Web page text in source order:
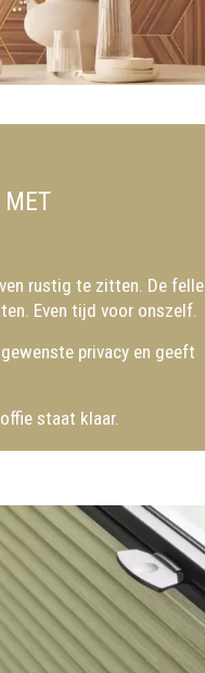
rustig te zitten. De felle
Even tijd voor onszelf.
privacy en geeft
staat klaar.